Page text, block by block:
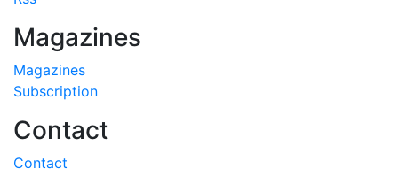
Magazines
Magazines
Subscription
Contact
Contact